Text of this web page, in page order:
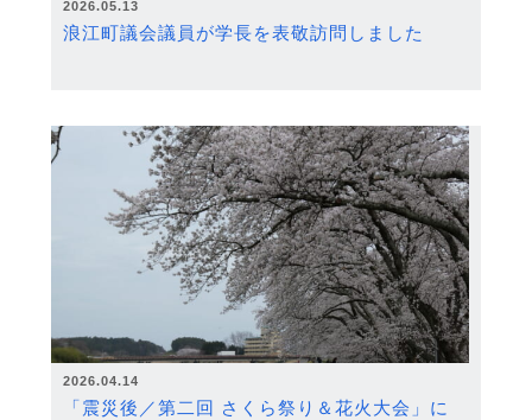
2026.05.13
浪江町議会議員が学長を表敬訪問しました
2026.04.14
「震災後／第二回 さくら祭り＆花火大会」に